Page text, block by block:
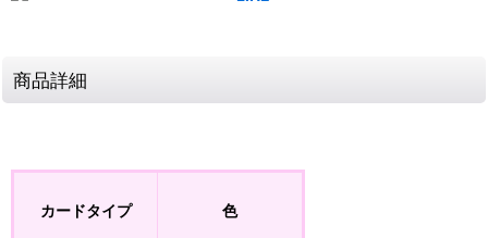
商品詳細
カードタイプ 色